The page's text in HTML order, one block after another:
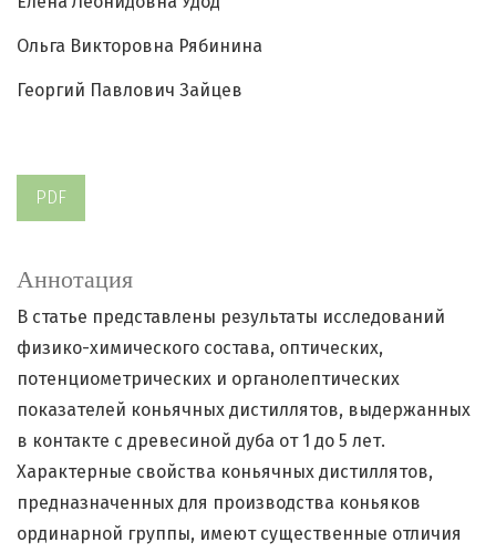
Ольга Викторовна Рябинина
Георгий Павлович Зайцев
PDF
Аннотация
В статье представлены результаты исследований
физико-химического состава, оптических,
потенциометрических и органолептических
показателей коньячных дистиллятов, выдержанных
в контакте с древесиной дуба от 1 до 5 лет.
Характерные свойства коньячных дистиллятов,
предназначенных для производства коньяков
ординарной группы, имеют существенные отличия